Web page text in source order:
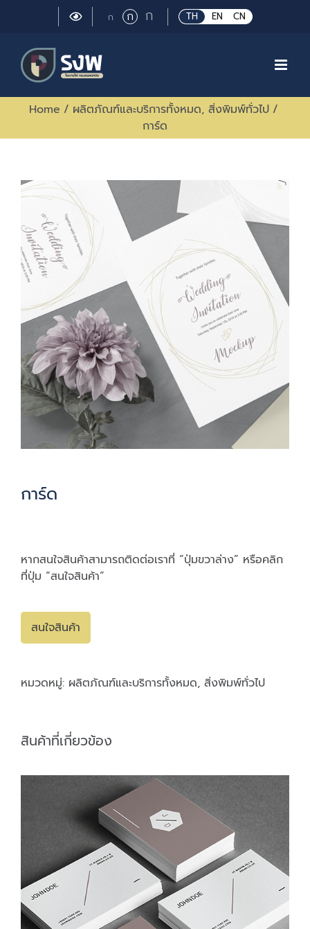
TH EN CN
กSmall
กRegular
font
ก Large
font
Home / ผลิตภัณฑ์และบริการทั้งหมด, สิ่งพิมพ์ทั่วไป /
การ์ด
การ์ด
หากสนใจสินค้าสามารถติดต่อเราที่ “ปุ่มขวาล่าง” หรือคลิก
ที่ปุ่ม “สนใจสินค้า”
สนใจสินค้า
หมวดหมู่: ผลิตภัณฑ์และบริการทั้งหมด, สิ่งพิมพ์ทั่วไป
สินค้าที่เกี่ยวข้อง